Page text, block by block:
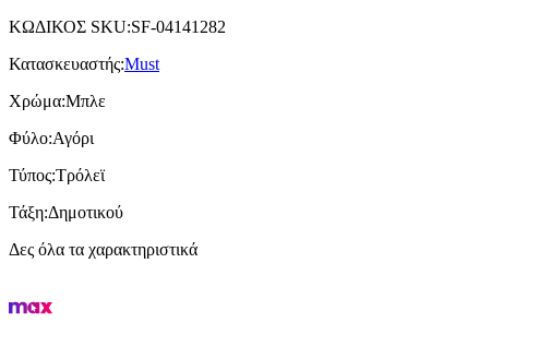
ΚΩΔΙΚΟΣ SKU:SF-04141282
Κατασκευαστής:Must
Χρώμα:Μπλε
Φύλο:Αγόρι
Τύπος:Τρόλεϊ
Τάξη:Δημοτικού
Δες όλα τα χαρακτηριστικά